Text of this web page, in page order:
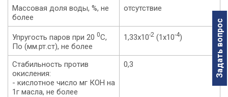
Задать вопрос
Массовая доля воды, %, не
более
отсутствие
Упругость паров при 20 0С,
По (мм.рт.ст), не более
1,33х10-2 (1х10-4)
Стабильность против
окисления:
- кислотное число мг КОН на
1г масла, не более
0,3